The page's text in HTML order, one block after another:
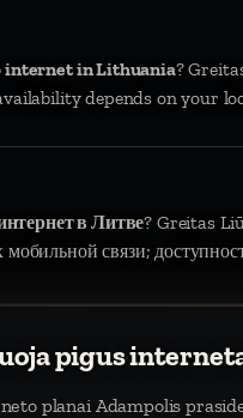
internet in Lithuania?
depends on your
в Литве? Greitas
мобильной связи;
pigus
planai Adampolis